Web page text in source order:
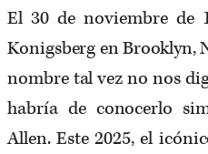
El 30 de noviembre de
Konigsberg en Brooklyn,
nombre tal vez no nos
habría de conocerlo
Allen. Este 2025, el